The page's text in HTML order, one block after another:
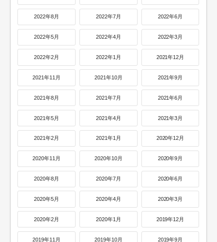
2022年8月 2022年7月 2022年6月
2022年5月 2022年4月 2022年3月
2022年2月 2022年1月 2021年12月
2021年11月 2021年10月 2021年9月
2021年8月 2021年7月 2021年6月
2021年5月 2021年4月 2021年3月
2021年2月 2021年1月 2020年12月
2020年11月 2020年10月 2020年9月
2020年8月 2020年7月 2020年6月
2020年5月 2020年4月 2020年3月
2020年2月 2020年1月 2019年12月
2019年11月 2019年10月 2019年9月